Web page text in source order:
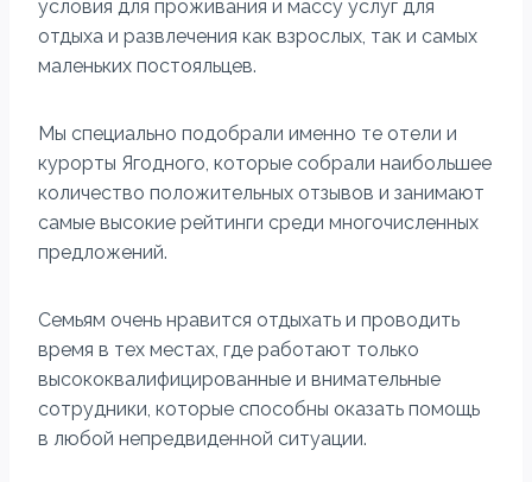
условия для проживания и массу услуг для
отдыха и развлечения как взрослых, так и самых
маленьких постояльцев.
Мы специально подобрали именно те отели и
курорты Ягодного, которые собрали наибольшее
количество положительных отзывов и занимают
самые высокие рейтинги среди многочисленных
предложений.
Семьям очень нравится отдыхать и проводить
время в тех местах, где работают только
высококвалифицированные и внимательные
сотрудники, которые способны оказать помощь
в любой непредвиденной ситуации.